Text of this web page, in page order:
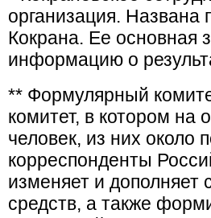
организация. Названа
Кокрана. Ее основная
информацию о
** Формулярный
комитет, в котором на
человек, из них около
корреспонденты
изменяет и дополняет
средств, а также